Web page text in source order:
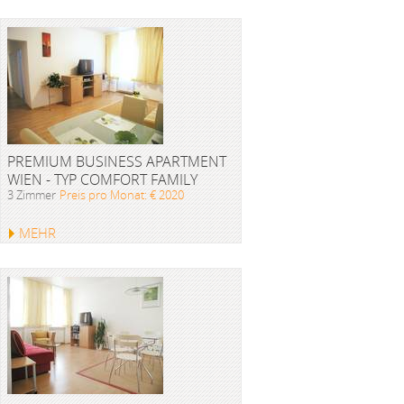
PREMIUM BUSINESS APARTMENT
WIEN - TYP COMFORT FAMILY
3 Zimmer Preis pro Monat: € 2020
MEHR